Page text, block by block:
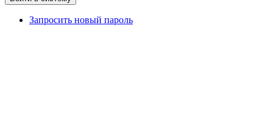
Запросить новый пароль